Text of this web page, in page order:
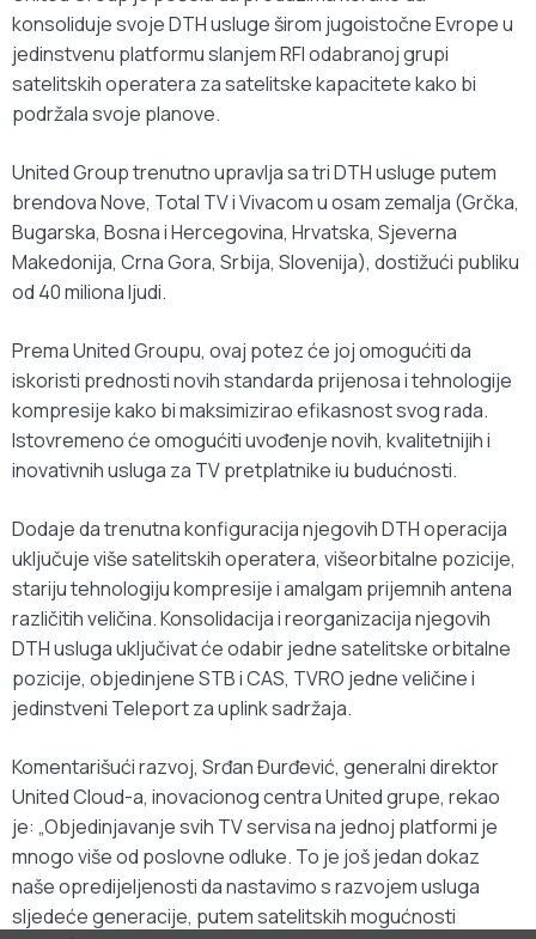
konsoliduje svoje DTH usluge širom jugoistočne Evrope u
jedinstvenu platformu slanjem RFI odabranoj grupi
satelitskih operatera za satelitske kapacitete kako bi
podržala svoje planove.
United Group trenutno upravlja sa tri DTH usluge putem
brendova Nove, Total TV i Vivacom u osam zemalja (Grčka,
Bugarska, Bosna i Hercegovina, Hrvatska, Sjeverna
Makedonija, Crna Gora, Srbija, Slovenija), dostižući publiku
od 40 miliona ljudi.
Prema United Groupu, ovaj potez će joj omogućiti da
iskoristi prednosti novih standarda prijenosa i tehnologije
kompresije kako bi maksimizirao efikasnost svog rada.
Istovremeno će omogućiti uvođenje novih, kvalitetnijih i
inovativnih usluga za TV pretplatnike iu budućnosti.
Dodaje da trenutna konfiguracija njegovih DTH operacija
uključuje više satelitskih operatera, višeorbitalne pozicije,
stariju tehnologiju kompresije i amalgam prijemnih antena
različitih veličina. Konsolidacija i reorganizacija njegovih
DTH usluga uključivat će odabir jedne satelitske orbitalne
pozicije, objedinjene STB i CAS, TVRO jedne veličine i
jedinstveni Teleport za uplink sadržaja.
Komentarišući razvoj, Srđan Đurđević, generalni direktor
United Cloud-a, inovacionog centra United grupe, rekao
je: „Objedinjavanje svih TV servisa na jednoj platformi je
mnogo više od poslovne odluke. To je još jedan dokaz
naše opredijeljenosti da nastavimo s razvojem usluga
sljedeće generacije, putem satelitskih mogućnosti